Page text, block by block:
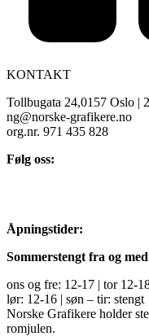
KONTAKT
Tollbugata 24,0157 Oslo |
ng@norske-grafikere.no
org.nr. 971 435 828
Følg oss:
Åpningstider:
Sommerstengt fra og
ons og fre: 12-17 | tor 12-
lør: 12-16 | søn – tir: stengt
Norske Grafikere holder
romjulen.